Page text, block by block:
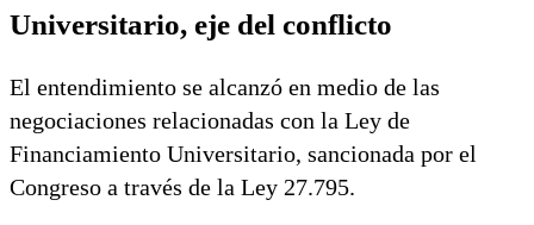
Universitario, eje del conflicto
El entendimiento se alcanzó en medio de las
negociaciones relacionadas con la Ley de
Financiamiento Universitario, sancionada por el
Congreso a través de la Ley 27.795.